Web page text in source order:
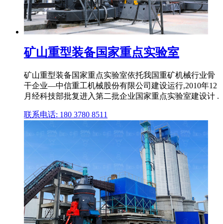
矿山重型装备国家重点实验室
矿山重型装备国家重点实验室依托我国重矿机械行业骨
干企业—中信重工机械股份有限公司建设运行,2010年12
月经科技部批复进入第二批企业国家重点实验室建设计 .
联系电话: 180 3780 8511